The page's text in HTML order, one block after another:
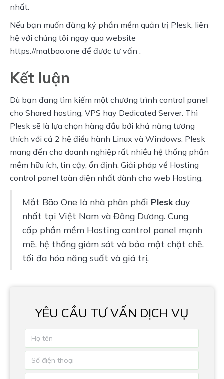
nhất.
Nếu bạn muốn đăng ký phần mềm quản trị Plesk, liên
hệ với chúng tôi ngay qua website
https://matbao.one để được tư vấn .
Kết luận
Dù bạn đang tìm kiếm một chương trình control panel
cho Shared hosting, VPS hay Dedicated Server. Thì
Plesk sẽ là lựa chọn hàng đầu bởi khả năng tương
thích với cả 2 hệ điều hành Linux và Windows. Plesk
mang đến cho doanh nghiệp rất nhiều hệ thống phần
mềm hữu ích, tin cậy, ổn định. Giải pháp về Hosting
control panel toàn diện nhất dành cho web Hosting.
Mắt Bão One là nhà phân phối Plesk duy
nhất tại Việt Nam và Đông Dương. Cung
cấp phần mềm Hosting control panel mạnh
mẽ, hệ thống giám sát và bảo mật chặt chẽ,
tối đa hóa năng suất và giá trị.
YÊU CẦU TƯ VẤN DỊCH VỤ